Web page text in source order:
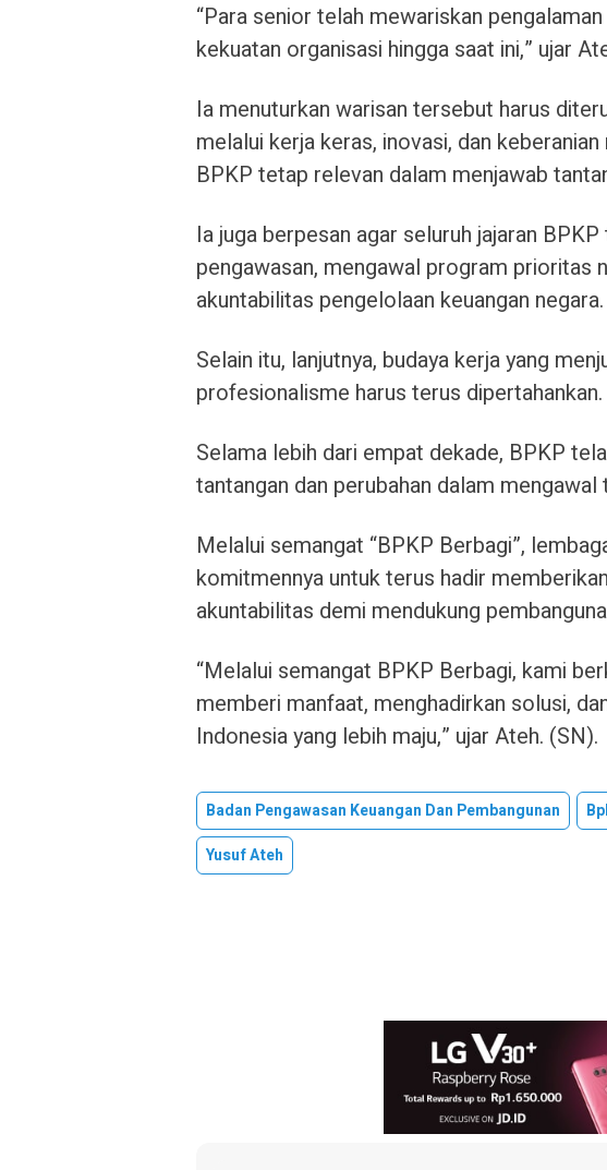
“Para senior telah mewariskan
kekuatan organisasi hingga saat ini,” ujar
Ia menuturkan warisan tersebut harus
melalui kerja keras, inovasi, dan
BPKP tetap relevan dalam menjawab
Ia juga berpesan agar seluruh jajaran
pengawasan, mengawal program prioritas
akuntabilitas pengelolaan keuangan negara.
Selain itu, lanjutnya, budaya kerja yang
profesionalisme harus terus dipertahankan.
Selama lebih dari empat dekade, BPKP
tantangan dan perubahan dalam
Melalui semangat “BPKP Berbagi”,
komitmennya untuk terus hadir
akuntabilitas demi mendukung
“Melalui semangat BPKP Berbagi, kami
memberi manfaat, menghadirkan solusi,
Indonesia yang lebih maju,” ujar Ateh. (SN).
Badan Pengawasan Keuangan Dan Pembangunan
Yusuf Ateh